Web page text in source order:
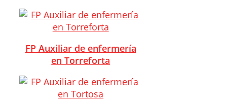
FP Auxiliar de enfermería
en Torreforta